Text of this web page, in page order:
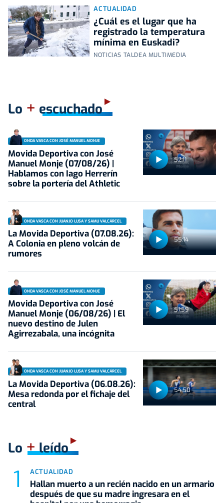
ACTUALIDAD
¿Cuál es el lugar que ha
registrado la temperatura
mínima en Euskadi?
NOTICIAS TALDEA MULTIMEDIA
Lo + escuchado
52:11
ONDA VASCA CON JOSÉ MANUEL MONJE
Movida Deportiva con José
Manuel Monje (07/08/26) |
Hablamos con Iago Herrerín
sobre la portería del Athletic
55:14
ONDA VASCA CON JUANJO LUSA Y SAMU VALCÁRCEL
La Movida Deportiva (07.08.26):
A Colonia en pleno volcán de
rumores
51:59
ONDA VASCA CON JOSÉ MANUEL MONJE
Movida Deportiva con José
Manuel Monje (06/08/26) | El
nuevo destino de Julen
Agirrezabala, una incógnita
54:50
ONDA VASCA CON JUANJO LUSA Y SAMU VALCÁRCEL
La Movida Deportiva (06.08.26):
Mesa redonda por el fichaje del
central
Lo +leído
ACTUALIDAD
Hallan muerto a un recién nacido en un armario
después de que su madre ingresara en el